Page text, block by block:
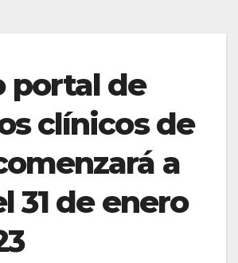
portal de
clínicos de
a
31 de enero